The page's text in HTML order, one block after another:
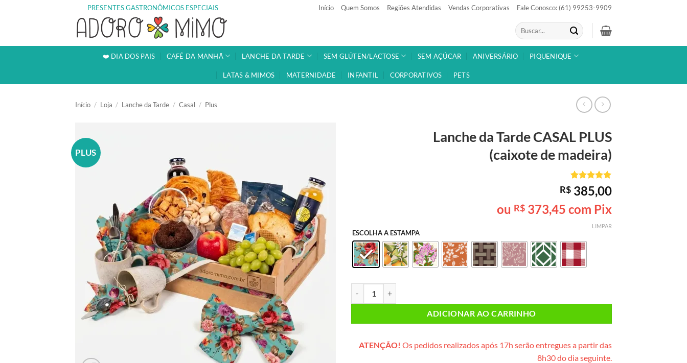
PRESENTES GASTRONÔMICOS ESPECIAIS Início Quem Somos Regiões Atendidas Vendas Corporativas Fale Conosco: (61) 99253-9909
Pesquisar
por:
❤️ DIA DOS PAIS CAFÉ DA MANHÃ LANCHE DA TARDE SEM GLÚTEN/LACTOSE SEM AÇÚCAR ANIVERSÁRIO PIQUENIQUE
LATAS & MIMOS MATERNIDADE INFANTIL CORPORATIVOS PETS
Início / Loja / Lanche da Tarde / Casal / Plus
PLUS
Lanche da TardeCASAL PLUS
(caixote de madeira)
Avaliado
como5de
5, com
baseado em
1
de cliente
R$ 385,00
ou R$ 373,45 com Pix
ESCOLHA A ESTAMPA
LIMPAR
ADICIONAR AO CARRINHO
ATENÇÃO! Os pedidos realizados após 17h serão entregues a partir das
8h30 do dia seguinte.